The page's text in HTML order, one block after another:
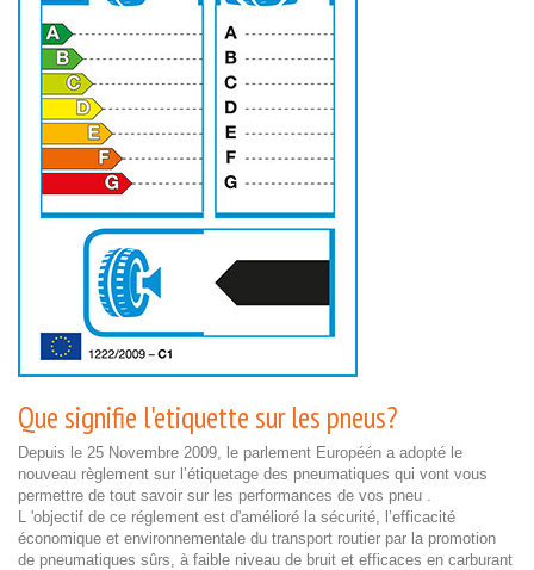
Que signifie l'etiquette sur les pneus?
Depuis le 25 Novembre 2009, le parlement Européén a adopté le
nouveau règlement sur l’étiquetage des pneumatiques qui vont vous
permettre de tout savoir sur les performances de vos pneu .
L 'objectif de ce réglement est d'amélioré la sécurité, l’efficacité
économique et environnementale du transport routier par la promotion
de pneumatiques sûrs, à faible niveau de bruit et efficaces en carburant